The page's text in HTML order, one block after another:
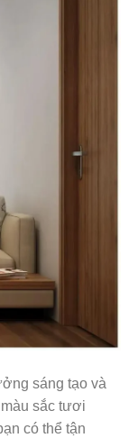
sáng tạo và
sắc tươi
có thể tận